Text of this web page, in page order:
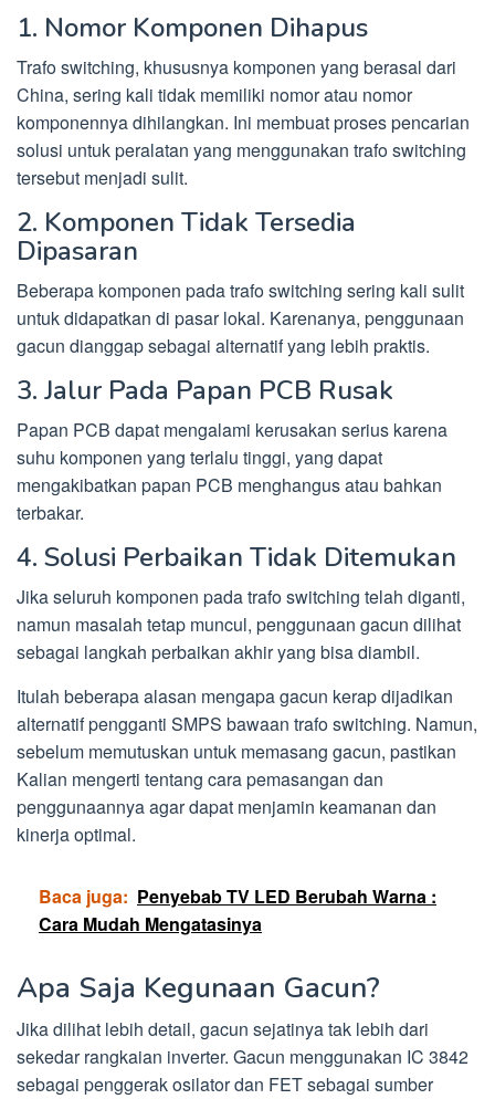
1. Nomor Komponen Dihapus
Trafo switching, khususnya komponen yang berasal dari
China, sering kali tidak memiliki nomor atau nomor
komponennya dihilangkan. Ini membuat proses pencarian
solusi untuk peralatan yang menggunakan trafo switching
tersebut menjadi sulit.
2. Komponen Tidak Tersedia
Dipasaran
Beberapa komponen pada trafo switching sering kali sulit
untuk didapatkan di pasar lokal. Karenanya, penggunaan
gacun dianggap sebagai alternatif yang lebih praktis.
3. Jalur Pada Papan PCB Rusak
Papan PCB dapat mengalami kerusakan serius karena
suhu komponen yang terlalu tinggi, yang dapat
mengakibatkan papan PCB menghangus atau bahkan
terbakar.
4. Solusi Perbaikan Tidak Ditemukan
Jika seluruh komponen pada trafo switching telah diganti,
namun masalah tetap muncul, penggunaan gacun dilihat
sebagai langkah perbaikan akhir yang bisa diambil.
Itulah beberapa alasan mengapa gacun kerap dijadikan
alternatif pengganti SMPS bawaan trafo switching. Namun,
sebelum memutuskan untuk memasang gacun, pastikan
Kalian mengerti tentang cara pemasangan dan
penggunaannya agar dapat menjamin keamanan dan
kinerja optimal.
Baca juga: Penyebab TV LED Berubah Warna :
Cara Mudah Mengatasinya
Apa Saja Kegunaan Gacun?
Jika dilihat lebih detail, gacun sejatinya tak lebih dari
sekedar rangkaian inverter. Gacun menggunakan IC 3842
sebagai penggerak osilator dan FET sebagai sumber